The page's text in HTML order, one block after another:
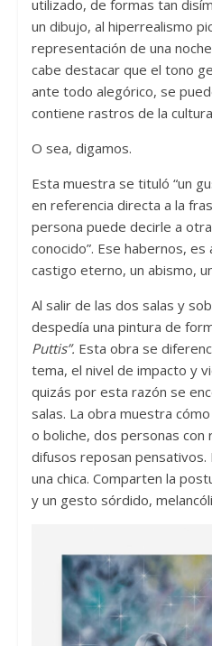
utilizado, de formas tan
un dibujo, al hiperrealismo
representación de una
cabe destacar que el tono
ante todo alegórico, se
contiene rastros de la
O sea, digamos.
Esta muestra se tituló “un
en referencia directa a la
persona puede decirle a
conocido”. Ese habernos, es
castigo eterno, un abismo,
Al salir de las dos salas y
despedía una pintura de
Puttis”. Esta obra se
tema, el nivel de impacto y
quizás por esta razón se
salas. La obra muestra
o boliche, dos personas con
difusos reposan pensativos.
una chica. Comparten la
y un gesto sórdido,